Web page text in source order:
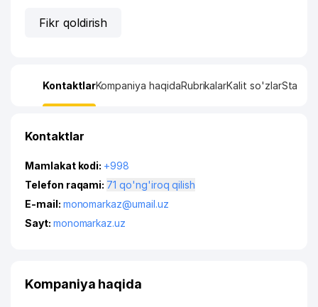
Fikr qoldirish
KontaktlarKompaniya haqidaRubrikalarKalit so'zlar
Kontaktlar
Mamlakat kodi: +998
Telefon raqami:
71 qo'ng'iroq qilish
E-mail: monomarkaz@umail.uz
Sayt: monomarkaz.uz
Kompaniya haqida